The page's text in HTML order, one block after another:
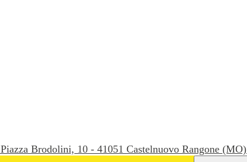
Piazza Brodolini, 10 - 41051 Castelnuovo Rangone (MO)